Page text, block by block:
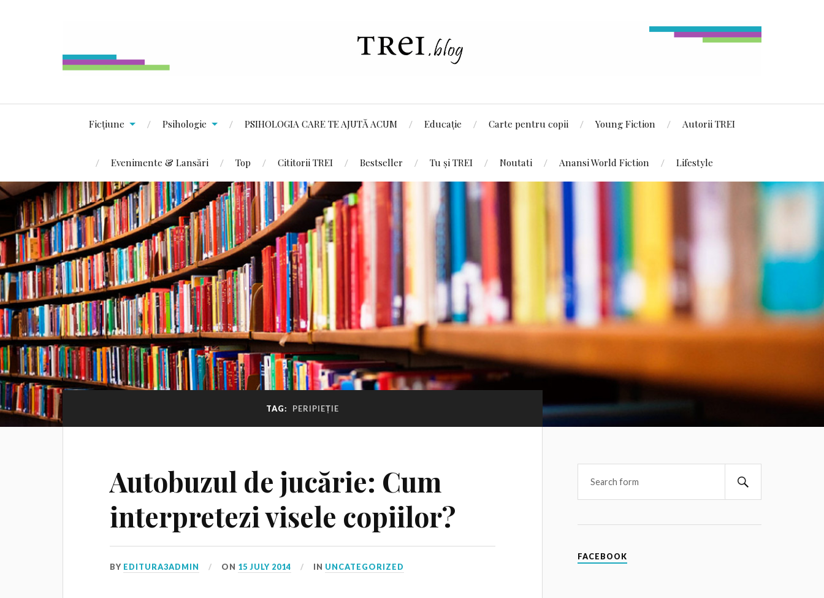
Ficțiune Psihologie PSIHOLOGIA CARE TE AJUTĂ ACUM Educație Carte pentru copii Young Fiction Autorii TREI
Evenimente & Lansări Top Cititorii TREI Bestseller Tu și TREI Noutati Anansi World Fiction Lifestyle
TAG: PERIPIEȚIE
Autobuzul de jucărie: Cum
interpretezi visele copiilor?
BY EDITURA3ADMIN ON 15 JULY 2014 IN UNCATEGORIZED
FACEBOOK